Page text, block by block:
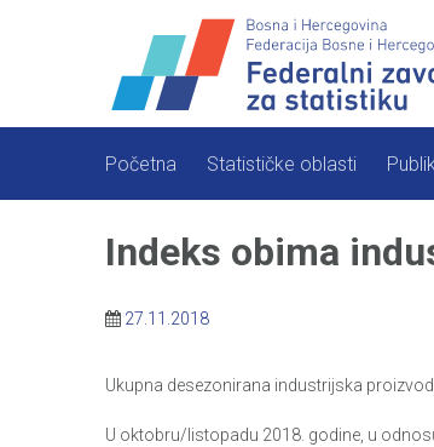
Početna Statističke oblasti
Indeks obima
27.11.2018
Ukupna desezonirana industrijska
U oktobru/listopadu 2018. godine, u